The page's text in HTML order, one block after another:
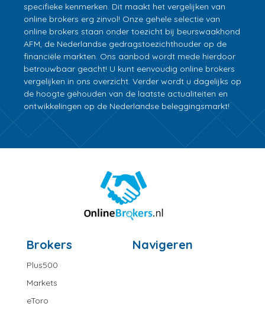
specifieke kenmerken. Dit maakt het vergelijken van
online brokers erg zinvol! Onze gehele selectie van
online brokers staan onder toezicht bij beurswaakhond
AFM, de Nederlandse gedragstoezichthouder op de
financiële markten. Ons aanbod wordt mede hierdoor
betrouwbaar geacht! U kunt eenvoudig online brokers
vergelijken in ons overzicht. Verder wordt u dagelijks op
de hoogte gehouden van de laatste actualiteiten en
ontwikkelingen op de Nederlandse beleggingsmarkt!
Brokers
Plus500
Markets
eToro
Navigeren